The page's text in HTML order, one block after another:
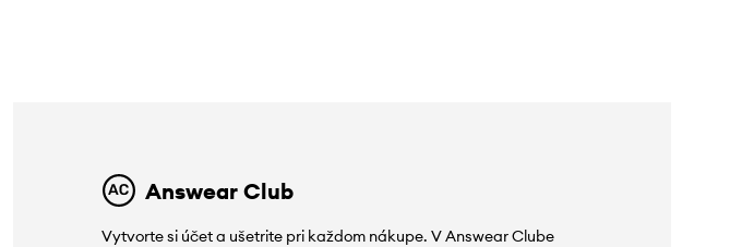
Answear Club
Vytvorte si účet a ušetrite pri každom nákupe. V Answear Clube